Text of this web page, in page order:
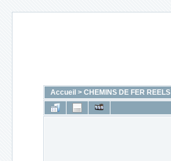
Accueil > CHEMINS DE FER REELS